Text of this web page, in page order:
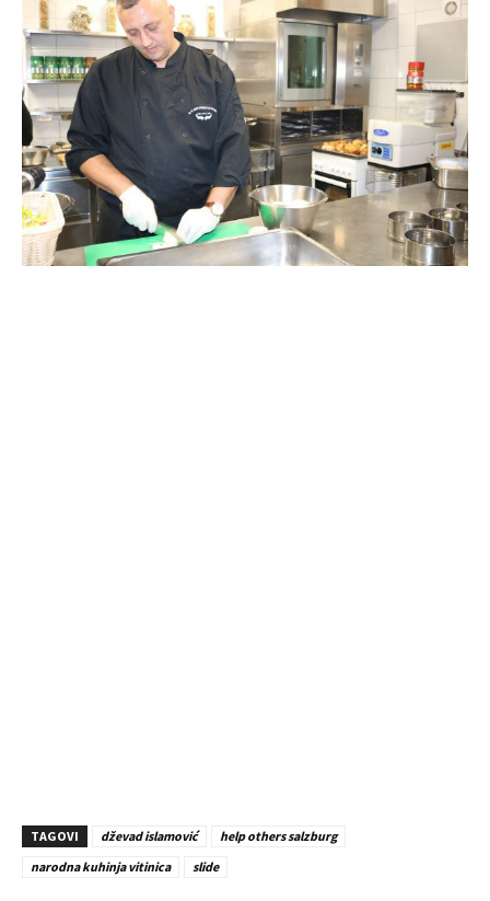
TAGOVI dževad islamović
help others salzburg
narodna kuhinja vitinica
slide